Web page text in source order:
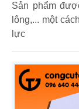
Sản phẩm
lông,... một
lực